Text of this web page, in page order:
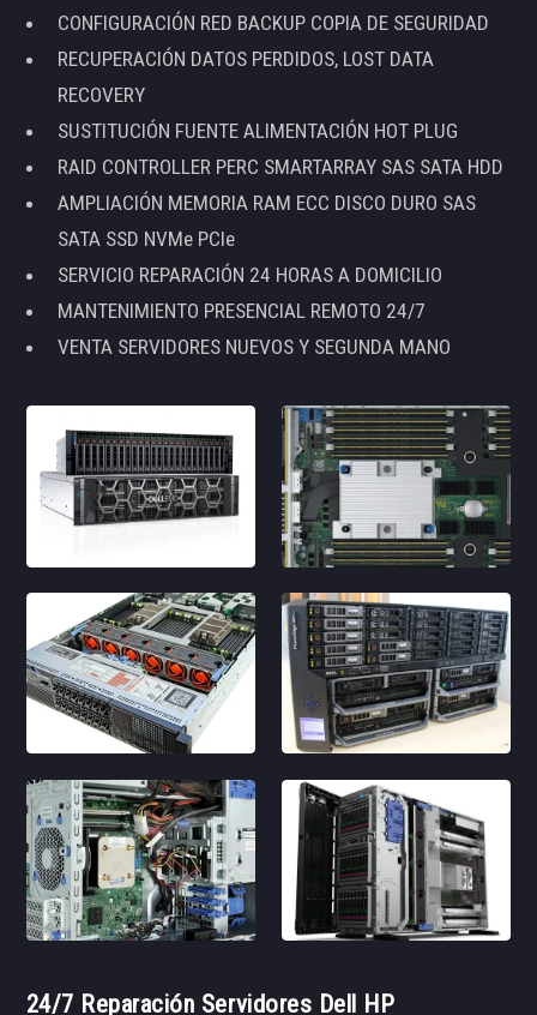
CONFIGURACIÓN RED BACKUP COPIA DE SEGURIDAD
RECUPERACIÓN DATOS PERDIDOS, LOST DATA
RECOVERY
SUSTITUCIÓN FUENTE ALIMENTACIÓN HOT PLUG
RAID CONTROLLER PERC SMARTARRAY SAS SATA HDD
AMPLIACIÓN MEMORIA RAM ECC DISCO DURO SAS
SATA SSD NVMe PCIe
SERVICIO REPARACIÓN 24 HORAS A DOMICILIO
MANTENIMIENTO PRESENCIAL REMOTO 24/7
VENTA SERVIDORES NUEVOS Y SEGUNDA MANO
24/7 Reparación Servidores Dell HP